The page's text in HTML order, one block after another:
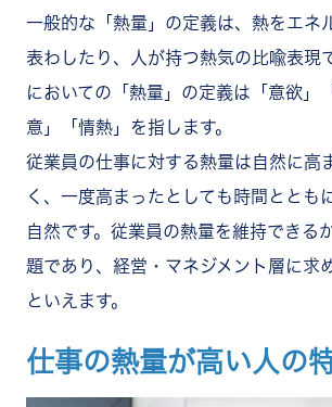
一般的な「熱量」の定義は、熱をエネ
表わしたり、人が持つ熱気の比喩表現
においての「熱量」の定義は「意欲」
意」「情熱」を指します。
従業員の仕事に対する熱量は自然に高
く、一度高まったとしても時間ととも
自然です。従業員の熱量を維持できる
題であり、経営・マネジメント層に求
といえます。
仕事の熱量が高い人の